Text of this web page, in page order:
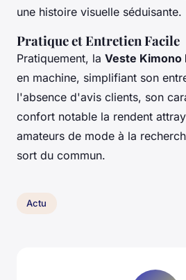
une histoire visuelle séduisante.
Pratique et Entretien Facile
Pratiquement, la Veste Kimono
en machine, simplifiant son
l'absence d'avis clients, son
confort notable la rendent
amateurs de mode à la
sort du commun.
Actu